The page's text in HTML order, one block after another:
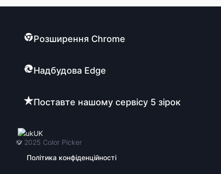
Розширення Chrome
Надбудова Edge
Поставте нашому сервісу 5 зірок
UK
© 2025 Color Picker
Політика конфіденційності